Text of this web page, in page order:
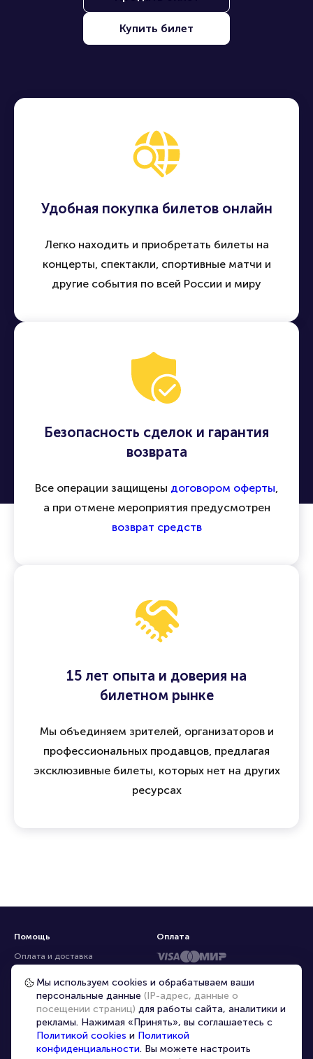
Купить билет
Удобная покупка билетов онлайн
Легко находить и приобретать билеты на
концерты, спектакли, спортивные матчи и
другие события по всей России и миру
Безопасность сделок и гарантия
возврата
Все операции защищены договором оферты,
а при отмене мероприятия предусмотрен
возврат средств
15 лет опыта и доверия на
билетном рынке
Мы объединяем зрителей, организаторов и
профессиональных продавцов, предлагая
эксклюзивные билеты, которых нет на других
ресурсах
Помощь
Оплата и доставка
Частые вопросы
Перепродажа билетов
Организаторам
Корпоративным клиентам
VIP-билеты
Оплата
Мы используем cookies и обрабатываем ваши
персональные данные (IP-адрес, данные о
посещении страниц) для работы сайта, аналитики и
рекламы. Нажимая «Принять», вы соглашаетесь с
Политикой cookies и Политикой
конфиденциальности. Вы можете настроить